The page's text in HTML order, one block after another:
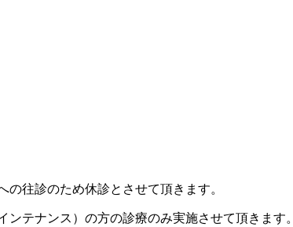
往診のため休診とさせて頂きます。
テナンス）の方の診療のみ実施させて頂きます。